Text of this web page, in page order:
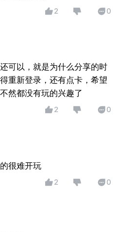
2 0
可以，就是为什么分享的时
重新登录，还有点卡，希望
然都没有玩的兴趣了
2 0
很难开玩
2 0